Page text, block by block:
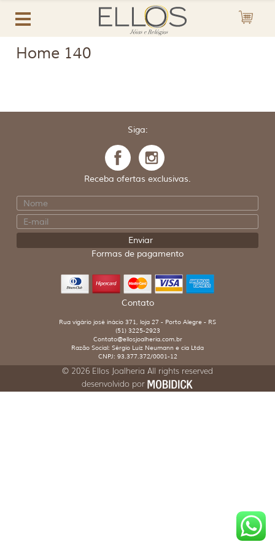
Home 140
© 2026 Ellos Joalheria All rights reserved
desenvolvido por
Siga:
Receba ofertas exclusivas.
Formas de pagamento
Contato
Rua vigário josé inácio 371, loja 27 - Porto Alegre - RS
(51) 3225-2923
Contato@ellosjoalheria.com.br
Razão Social: Sérgio Luiz Neumann e cia Ltda
CNPJ: 93.377.372/0001-12